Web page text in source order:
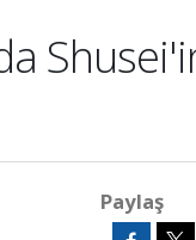
Paylaş